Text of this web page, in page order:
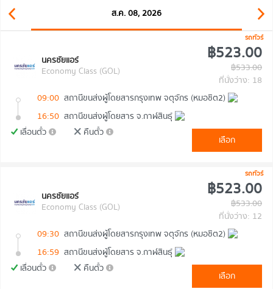
ส.ค. 08, 2026
รถทัวร์
นครชัยแอร์
Economy Class (GOL)
฿523.00
฿533.00
ที่นั่งว่าง: 18
09:00 สถานีขนส่งผู้โดยสารกรุงเทพ จตุจักร (หมอชิต2)
16:50 สถานีขนส่งผู้โดยสาร จ.กาฬสินธุ์
เลื่อนตั๋ว
คืนตั๋ว
เลือก
รถทัวร์
นครชัยแอร์
Economy Class (GOL)
฿523.00
฿533.00
ที่นั่งว่าง: 12
09:30 สถานีขนส่งผู้โดยสารกรุงเทพ จตุจักร (หมอชิต2)
16:59 สถานีขนส่งผู้โดยสาร จ.กาฬสินธุ์
เลื่อนตั๋ว
คืนตั๋ว
เลือก